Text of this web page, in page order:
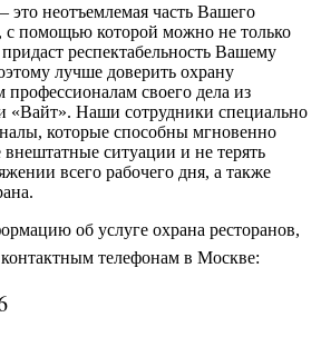
это неотъемлемая часть Вашего
с помощью которой можно не только
респектабельность Вашему
лучше доверить охрану
профессионалам своего дела из
«Вайт». Наши сотрудники специально
которые способны мгновенно
ситуации и не терять
всего рабочего дня, а также
об услуге охрана ресторанов,
телефонам в Москве: